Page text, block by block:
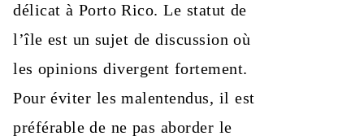
délicat à Porto Rico. Le statut de
l’île est un sujet de discussion où
les opinions divergent fortement.
Pour éviter les malentendus, il est
préférable de ne pas aborder le